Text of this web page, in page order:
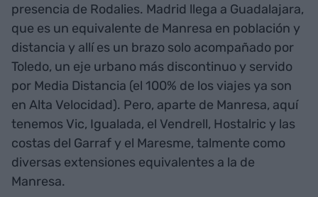
presencia de Rodalies. Madrid llega a Guadalajara,
que es un equivalente de Manresa en población y
distancia y allí es un brazo solo acompañado por
Toledo, un eje urbano más discontinuo y servido
por Media Distancia (el 100% de los viajes ya son
en Alta Velocidad). Pero, aparte de Manresa, aquí
tenemos Vic, Igualada, el Vendrell, Hostalric y las
costas del Garraf y el Maresme, talmente como
diversas extensiones equivalentes a la de
Manresa.